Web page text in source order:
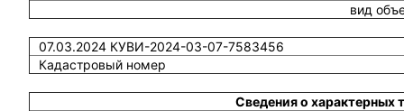
вид
07.03.2024 КУВИ-2024-03-07-7583456
Кадастровый номер
Сведения о характерных